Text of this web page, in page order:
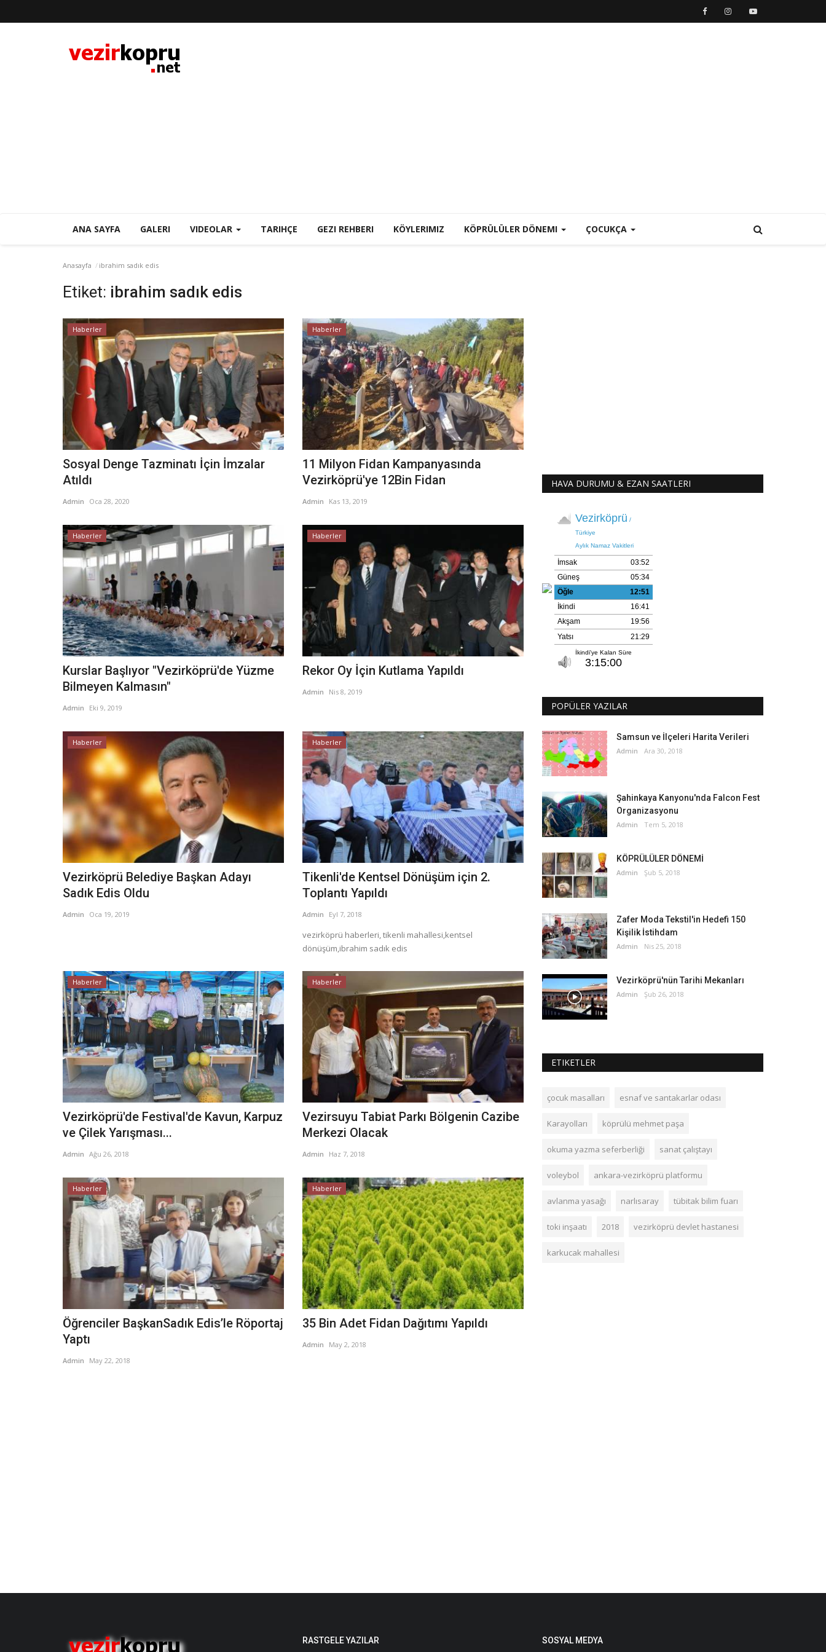
ANA SAYFA GALERI VIDEOLAR TARIHÇE GEZI REHBERI KÖYLERIMIZ KÖPRÜLÜLER DÖNEMI ÇOCUKÇA
Anasayfa ibrahim sadık edis
Etiket: ibrahim sadık edis
Haberler
Sosyal Denge Tazminatı İçin İmzalar
Atıldı
Admin Oca 28, 2020
Haberler
11 Milyon Fidan Kampanyasında
Vezirköprü'ye 12Bin Fidan
Admin Kas 13, 2019
Haberler
Kurslar Başlıyor "Vezirköprü'de Yüzme
Bilmeyen Kalmasın"
Admin Eki 9, 2019
Haberler
Rekor Oy İçin Kutlama Yapıldı
Admin Nis 8, 2019
Haberler
Vezirköprü Belediye Başkan Adayı
Sadık Edis Oldu
Admin Oca 19, 2019
Haberler
Tikenli'de Kentsel Dönüşüm için 2.
Toplantı Yapıldı
Admin Eyl 7, 2018
vezirköprü haberleri, tikenli mahallesi,kentsel
dönüşüm,ibrahim sadık edis
Haberler
Vezirköprü'de Festival'de Kavun, Karpuz
ve Çilek Yarışması...
Admin Ağu 26, 2018
Haberler
Vezirsuyu Tabiat Parkı Bölgenin Cazibe
Merkezi Olacak
Admin Haz 7, 2018
Haberler
Öğrenciler BaşkanSadık Edis’le Röportaj
Yaptı
Admin May 22, 2018
Haberler
35 Bin Adet Fidan Dağıtımı Yapıldı
Admin May 2, 2018
HAVA DURUMU & EZAN SAATLERI
POPÜLER YAZILAR
Samsun ve İlçeleri Harita Verileri
Admin Ara 30, 2018
Şahinkaya Kanyonu'nda Falcon Fest
Organizasyonu
Admin Tem 5, 2018
KÖPRÜLÜLER DÖNEMİ
Admin Şub 5, 2018
Zafer Moda Tekstil'in Hedefi 150
Kişilik İstihdam
Admin Nis 25, 2018
Vezirköprü'nün Tarihi Mekanları
Admin Şub 26, 2018
ETIKETLER
çocuk masalları esnaf ve santakarlar odası
Karayolları köprülü mehmet paşa
okuma yazma seferberliği sanat çalıştayı
voleybol ankara-vezirköprü platformu
avlanma yasağı narlısaray tübitak bilim fuarı
toki inşaatı 2018 vezirköprü devlet hastanesi
karkucak mahallesi
RASTGELE YAZILAR SOSYAL MEDYA